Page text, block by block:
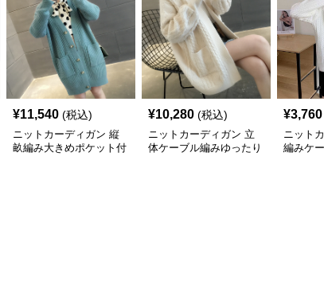
¥11,540 (税込)
ニットカーディガン 縦
畝編み大きめポケット付
¥10,280 (税込)
ニットカーディガン 立
体ケーブル編みゆったり
¥3,760
ニット
編みケ